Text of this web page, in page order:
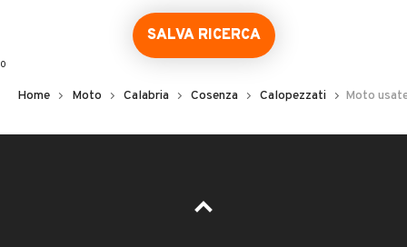
SALVA RICERCA
0
Home Moto Calabria Cosenza Calopezzati Moto